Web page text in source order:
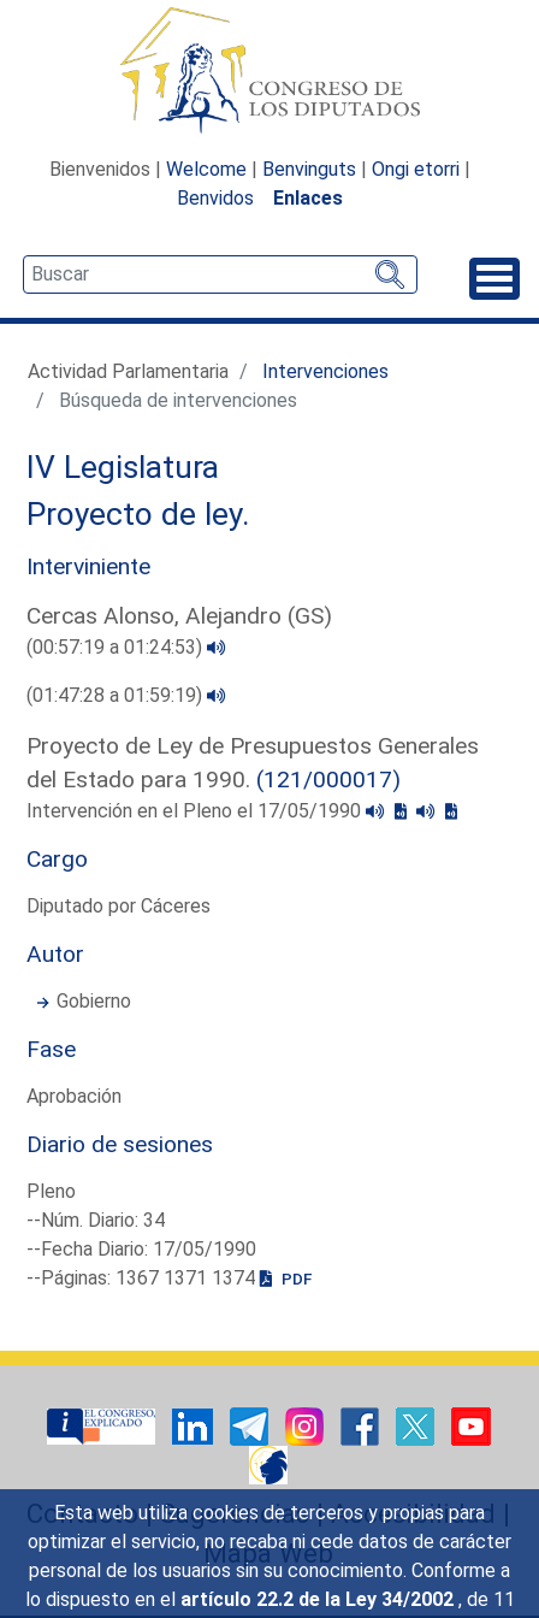
Esta web utiliza cookies de terceros y propias para
optimizar el servicio, no recaba ni cede datos de carácter
personal de los usuarios sin su conocimiento. Conforme a
lo dispuesto en el artículo 22.2 de la Ley 34/2002 , de 11
Bienvenidos | Welcome | Benvinguts | Ongi etorri |
Benvidos
Enlaces
Actividad Parlamentaria
Intervenciones
Búsqueda de intervenciones
IV Legislatura
Proyecto de ley.
Interviniente
Cercas Alonso, Alejandro (GS)
(00:57:19 a 01:24:53)
(01:47:28 a 01:59:19)
Proyecto de Ley de Presupuestos Generales
del Estado para 1990. (121/000017)
Intervención en el Pleno el 17/05/1990
Cargo
Diputado por Cáceres
Autor
Gobierno
Fase
Aprobación
Diario de sesiones
Pleno
--Núm. Diario: 34
--Fecha Diario: 17/05/1990
--Páginas: 1367 1371 1374
PDF
Contacto|Sugerencias|Accesibilidad |
Mapa Web